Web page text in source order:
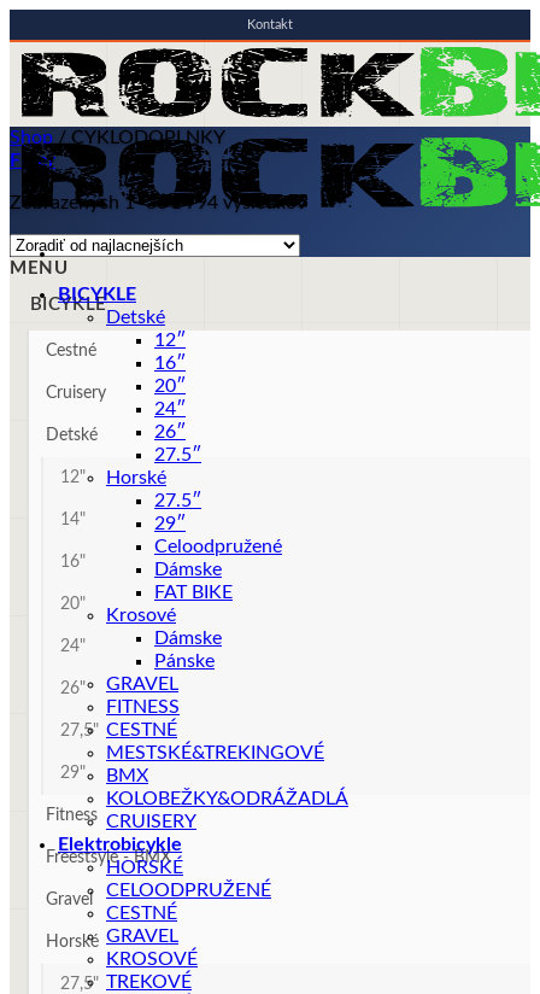
Kontakt
Skip
to
content
BICYKLE
Detské
12″
16″
20″
24″
26″
27.5″
Horské
27.5″
29″
Celoodpružené
Dámske
FAT BIKE
Krosové
Dámske
Pánske
GRAVEL
FITNESS
CESTNÉ
MESTSKÉ&TREKINGOVÉ
BMX
KOLOBEŽKY&ODRÁŽADLÁ
CRUISERY
Elektrobicykle
HORSKÉ
CELOODPRUŽENÉ
CESTNÉ
GRAVEL
KROSOVÉ
TREKOVÉ
Shop / CYKLODOPLNKY
Filter
Zobrazených 1–30 z 794 výsledkov
MENU
BICYKLE
Cestné
Cruisery
Detské
12"
14"
16"
20"
24"
26"
27,5"
29"
Fitness
Freestsyle - BMX
Gravel
Horské
27,5"